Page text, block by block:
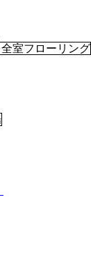
全室フローリング